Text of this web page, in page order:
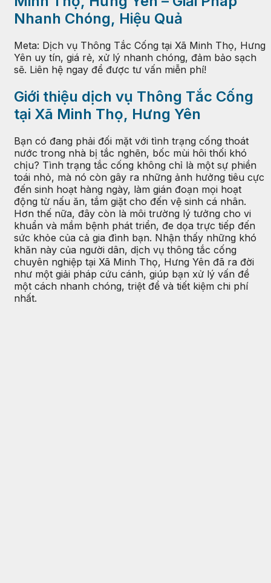
Nhanh Chóng, Hiệu Quả
Meta: Dịch vụ Thông Tắc Cống tại Xã Minh Thọ, Hưng
Yên uy tín, giá rẻ, xử lý nhanh chóng, đảm bảo sạch
sẽ. Liên hệ ngay để được tư vấn miễn phí!
Giới thiệu dịch vụ Thông Tắc Cống
tại Xã Minh Thọ, Hưng Yên
Bạn có đang phải đối mặt với tình trạng cống thoát
nước trong nhà bị tắc nghẽn, bốc mùi hôi thối khó
chịu? Tình trạng tắc cống không chỉ là một sự phiền
toái nhỏ, mà nó còn gây ra những ảnh hưởng tiêu cực
đến sinh hoạt hàng ngày, làm gián đoạn mọi hoạt
động từ nấu ăn, tắm giặt cho đến vệ sinh cá nhân.
Hơn thế nữa, đây còn là môi trường lý tưởng cho vi
khuẩn và mầm bệnh phát triển, đe dọa trực tiếp đến
sức khỏe của cả gia đình bạn. Nhận thấy những khó
khăn này của người dân, dịch vụ thông tắc cống
chuyên nghiệp tại Xã Minh Thọ, Hưng Yên đã ra đời
như một giải pháp cứu cánh, giúp bạn xử lý vấn đề
một cách nhanh chóng, triệt để và tiết kiệm chi phí
nhất.